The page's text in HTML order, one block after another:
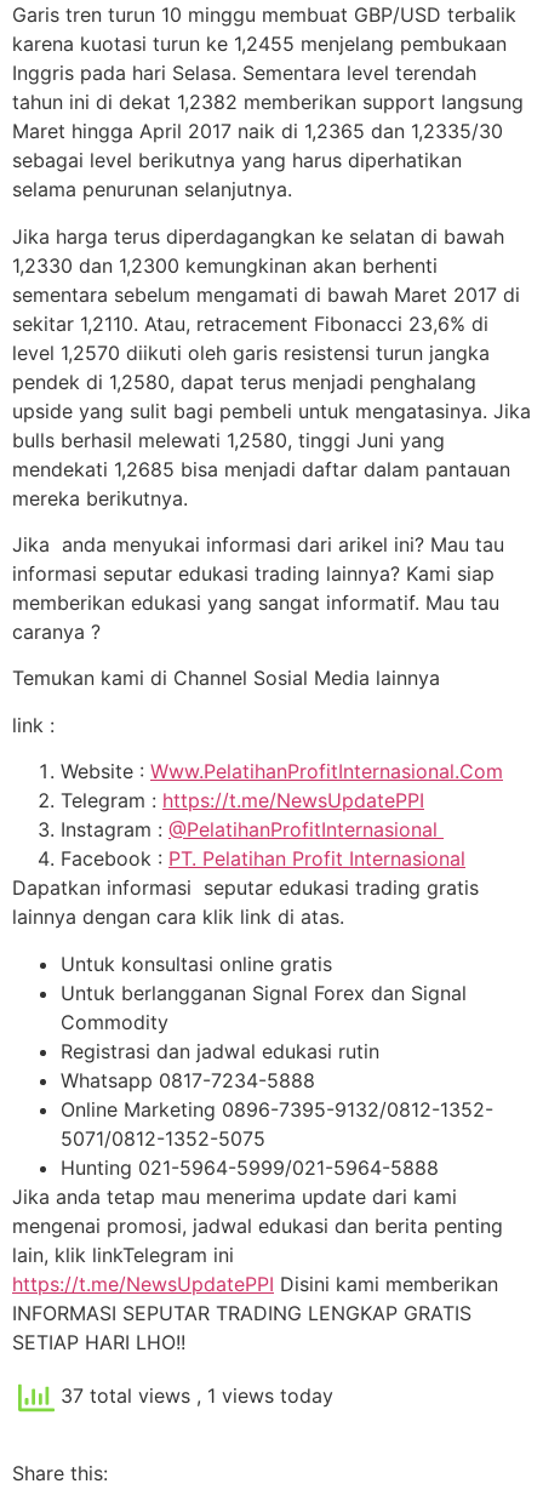
Garis tren turun 10 minggu membuat GBP/USD terbalik
karena kuotasi turun ke 1,2455 menjelang pembukaan
Inggris pada hari Selasa. Sementara level terendah
tahun ini di dekat 1,2382 memberikan support langsung
Maret hingga April 2017 naik di 1,2365 dan 1,2335/30
sebagai level berikutnya yang harus diperhatikan
selama penurunan selanjutnya.
Jika harga terus diperdagangkan ke selatan di bawah
1,2330 dan 1,2300 kemungkinan akan berhenti
sementara sebelum mengamati di bawah Maret 2017 di
sekitar 1,2110. Atau, retracement Fibonacci 23,6% di
level 1,2570 diikuti oleh garis resistensi turun jangka
pendek di 1,2580, dapat terus menjadi penghalang
upside yang sulit bagi pembeli untuk mengatasinya. Jika
bulls berhasil melewati 1,2580, tinggi Juni yang
mendekati 1,2685 bisa menjadi daftar dalam pantauan
mereka berikutnya.
Jika anda menyukai informasi dari arikel ini? Mau tau
informasi seputar edukasi trading lainnya? Kami siap
memberikan edukasi yang sangat informatif. Mau tau
caranya ?
Temukan kami di Channel Sosial Media lainnya
link :
Website : Www.PelatihanProfitInternasional.Com
Telegram : https://t.me/NewsUpdatePPI
Instagram : @PelatihanProfitInternasional
Facebook : PT. Pelatihan Profit Internasional
Dapatkan informasi seputar edukasi trading gratis
lainnya dengan cara klik link di atas.
Untuk konsultasi online gratis
Untuk berlangganan Signal Forex dan Signal
Commodity
Registrasi dan jadwal edukasi rutin
Whatsapp 0817-7234-5888
Online Marketing 0896-7395-9132/0812-1352-
5071/0812-1352-5075
Hunting 021-5964-5999/021-5964-5888
Jika anda tetap mau menerima update dari kami
mengenai promosi, jadwal edukasi dan berita penting
lain, klik linkTelegram ini
https://t.me/NewsUpdatePPI Disini kami memberikan
INFORMASI SEPUTAR TRADING LENGKAP GRATIS
SETIAP HARI LHO!!
37 total views , 1 views today
Share this: